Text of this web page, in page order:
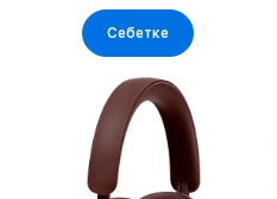
Себетке